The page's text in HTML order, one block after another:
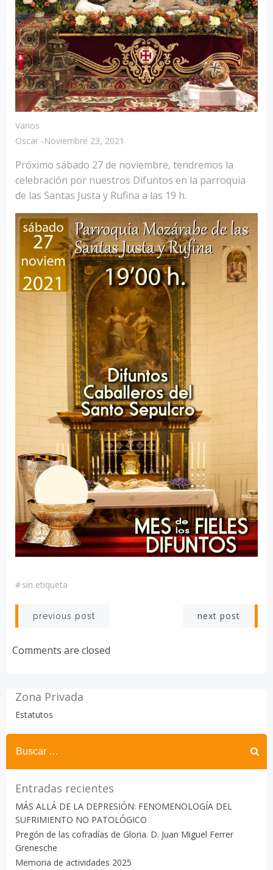
Varios
Oscar -Noviembre 23, 2021
Próximo sábado 27 de noviembre, tendremos la
celebración por nuestros Difuntos en la parroquia
de las Santas Justa y Rufina a las 19 h.
#sin etiqueta
Navegación
por
entradas
previous post
Navegación
next post
Comments are closed
Zona Privada
Estatutos
Buscar:
Entradas recientes
MÁS ALLÁ DE LA DEPRESIÓN: FENOMENOLOGÍA DEL
SUFRIMIENTO NO PATOLÓGICO
Pregón de las cofradías de Gloria. D. Juan Miguel Ferrer
Grenesche
Memoria de actividades 2025